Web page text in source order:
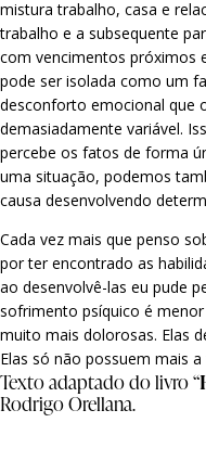
mistura trabalho, casa e
trabalho e a subsequente
com vencimentos próximos
pode ser isolada como um
desconforto emocional que
demasiadamente variável.
percebe os fatos de forma
uma situação, podemos
causa desenvolvendo
Cada vez mais que penso
por ter encontrado as
ao desenvolvê-las eu pude
sofrimento psíquico é
muito mais dolorosas. Elas
Elas só não possuem mais
Texto adaptado do livro “
Rodrigo Orellana.